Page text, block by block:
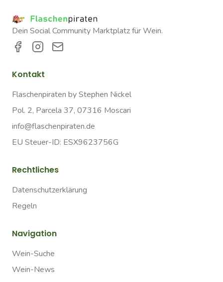
Dein Social Community Marktplatz für Wein.
Kontakt
Flaschenpiraten by Stephen Nickel
Pol. 2, Parcela 37, 07316 Moscari
info@flaschenpiraten.de
EU Steuer-ID: ESX9623756G
Rechtliches
Datenschutzerklärung
Regeln
Navigation
Wein-Suche
Wein-News